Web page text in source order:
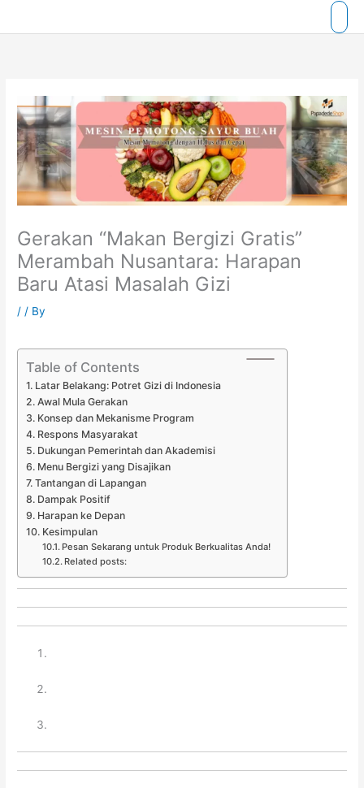
Gerakan “Makan Bergizi Gratis”
Merambah Nusantara: Harapan
Baru Atasi Masalah Gizi
// By
Table of Contents
Latar Belakang: Potret Gizi di Indonesia
Awal Mula Gerakan
Konsep dan Mekanisme Program
Respons Masyarakat
Dukungan Pemerintah dan Akademisi
Menu Bergizi yang Disajikan
Tantangan di Lapangan
Dampak Positif
Harapan ke Depan
Kesimpulan
Pesan Sekarang untuk Produk Berkualitas Anda!
Related posts: